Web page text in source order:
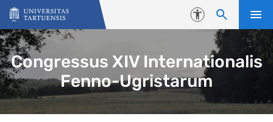
Skip to content
Accessibility
Congressus XIV Internationalis
Fenno-Ugristarum